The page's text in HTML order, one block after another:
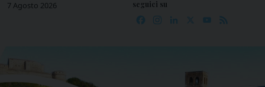
Skip7 Agosto 2026 seguici su
Facebook
Instagram
LinkedIn YouTube